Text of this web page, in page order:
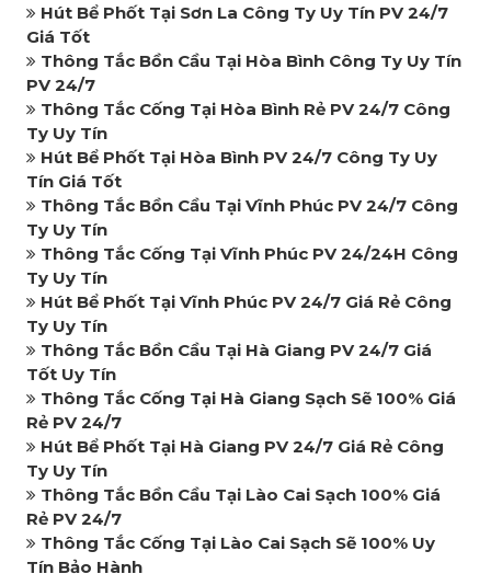
Hút Bể Phốt Tại Sơn La Công Ty Uy Tín PV 24/7
Giá Tốt
Thông Tắc Bồn Cầu Tại Hòa Bình Công Ty Uy Tín
PV 24/7
Thông Tắc Cống Tại Hòa Bình Rẻ PV 24/7 Công
Ty Uy Tín
Hút Bể Phốt Tại Hòa Bình PV 24/7 Công Ty Uy
Tín Giá Tốt
Thông Tắc Bồn Cầu Tại Vĩnh Phúc PV 24/7 Công
Ty Uy Tín
Thông Tắc Cống Tại Vĩnh Phúc PV 24/24H Công
Ty Uy Tín
Hút Bể Phốt Tại Vĩnh Phúc PV 24/7 Giá Rẻ Công
Ty Uy Tín
Thông Tắc Bồn Cầu Tại Hà Giang PV 24/7 Giá
Tốt Uy Tín
Thông Tắc Cống Tại Hà Giang Sạch Sẽ 100% Giá
Rẻ PV 24/7
Hút Bể Phốt Tại Hà Giang PV 24/7 Giá Rẻ Công
Ty Uy Tín
Thông Tắc Bồn Cầu Tại Lào Cai Sạch 100% Giá
Rẻ PV 24/7
Thông Tắc Cống Tại Lào Cai Sạch Sẽ 100% Uy
Tín Bảo Hành